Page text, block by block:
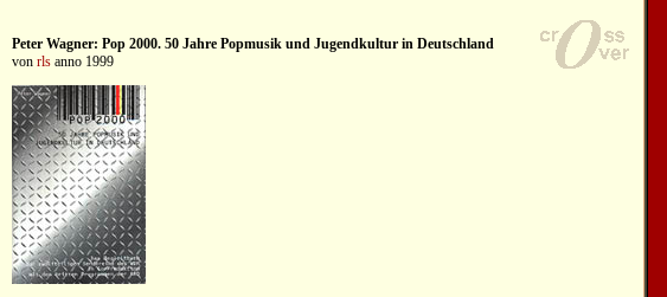
Peter Wagner: Pop 2000. 50 Jahre Popmusik und Jugendkultur in Deutschland
von rls anno 1999